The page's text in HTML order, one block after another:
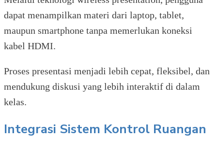
dapat menampilkan materi dari laptop, tablet,
maupun smartphone tanpa memerlukan koneksi
kabel HDMI.
Proses presentasi menjadi lebih cepat, fleksibel, dan
mendukung diskusi yang lebih interaktif di dalam
kelas.
Integrasi Sistem Kontrol Ruangan